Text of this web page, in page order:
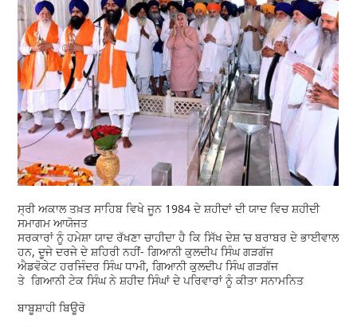
ਸ੍ਰੀ ਅਕਾਲ ਤਖ਼ਤ ਸਾਹਿਬ ਵਿਖੇ ਜੂਨ 1984 ਦੇ ਸ਼ਹੀਦਾਂ ਦੀ ਯਾਦ ਵਿਚ ਸ਼ਹੀਦੀ
ਸਮਾਗਮ ਆਯੋਜਤ
ਸਰਕਾਰਾਂ ਨੂੰ ਹਮੇਸ਼ਾ ਯਾਦ ਰੱਖਣਾ ਚਾਹੀਦਾ ਹੈ ਕਿ ਸਿੱਖ ਦੇਸ਼ ’ਚ ਬਰਾਬਰ ਦੇ ਭਾਈਵਾਲ
ਹਨ, ਦੂਜੇ ਦਰਜੇ ਦੇ ਸ਼ਹਿਰੀ ਨਹੀਂ- ਗਿਆਨੀ ਕੁਲਦੀਪ ਸਿੰਘ ਗੜਗੱਜ
ਐਡਵੋਕੇਟ ਹਰਜਿੰਦਰ ਸਿੰਘ ਧਾਮੀ, ਗਿਆਨੀ ਕੁਲਦੀਪ ਸਿੰਘ ਗੜਗੱਜ
ਤੇ ਗਿਆਨੀ ਟੇਕ ਸਿੰਘ ਨੇ ਸ਼ਹੀਦ ਸਿੰਘਾਂ ਦੇ ਪਰਿਵਾਰਾਂ ਨੂੰ ਕੀਤਾ ਸਨਾਮਨਿਤ
ਬਾਬੂਸ਼ਾਹੀ ਬਿਊਰੋ